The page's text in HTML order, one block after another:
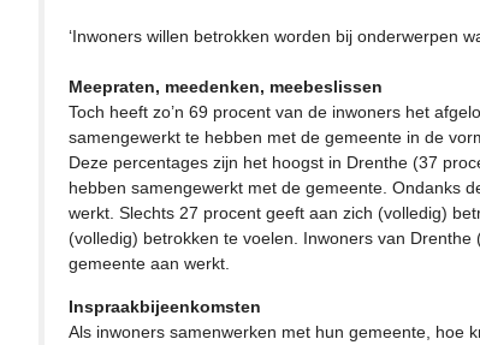
‘Inwoners willen betrokken worden bij onderwerpen
Meepraten, meedenken, meebeslissen
Toch heeft zo’n 69 procent van de inwoners het
samengewerkt te hebben met de gemeente in de
Deze percentages zijn het hoogst in Drenthe (37
hebben samengewerkt met de gemeente. Ondanks
werkt. Slechts 27 procent geeft aan zich (volledig)
(volledig) betrokken te voelen. Inwoners van
gemeente aan werkt.
Inspraakbijeenkomsten
Als inwoners samenwerken met hun gemeente, hoe